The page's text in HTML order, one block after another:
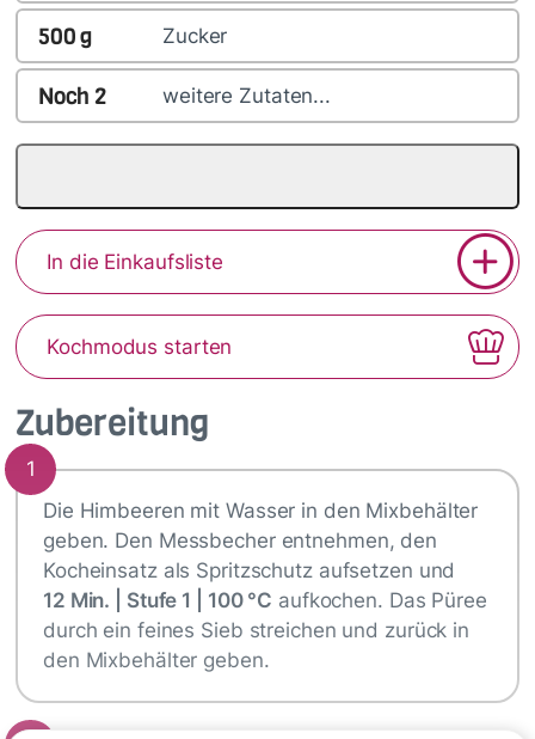
Zubereitung
1
Die Himbeeren mit Wasser in den Mixbehälter
geben. Den Messbecher entnehmen, den
Kocheinsatz als Spritzschutz aufsetzen und
12 Min. | Stufe 1 | 100 °C aufkochen. Das Püree
durch ein feines Sieb streichen und zurück in
den Mixbehälter geben.
500g Zucker
Noch2 weitere Zutaten...
In die Einkaufsliste
Kochmodus starten